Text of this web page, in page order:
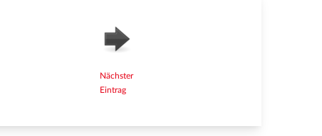
Nächster
Eintrag